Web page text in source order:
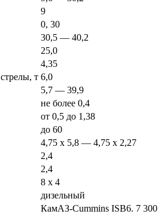
9
0, 30
30,5 — 40,2
25,0
4,35
т 6,0
5,7 — 39,9
не более 0,4
от 0,5 до 1,38
до 60
4,75 х 5,8 — 4,75 х 2,27
2,4
2,4
8 х 4
дизельный
КамАЗ-Cummins ISB6. 7 300